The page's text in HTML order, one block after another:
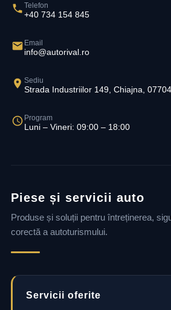
Telefon
+40 734 154 845
Email
info@autorival.ro
Sediu
Strada Industriilor 149, Chiajna,
Program
Luni – Vineri: 09:00 – 18:00
Piese și servicii auto
Produse și soluții pentru întreținerea,
corectă a autoturismului.
Servicii oferite